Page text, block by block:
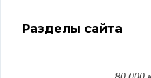
Разделы сайта